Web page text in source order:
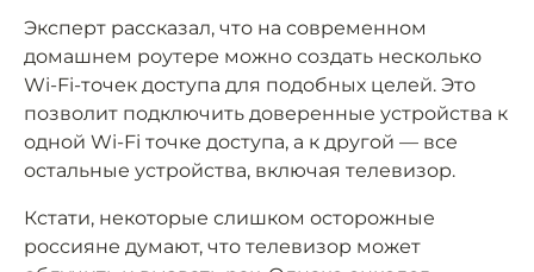
Эксперт рассказал, что на современном
домашнем роутере можно создать несколько
Wi-Fi-точек доступа для подобных целей. Это
позволит подключить доверенные устройства к
одной Wi-Fi точке доступа, а к другой — все
остальные устройства, включая телевизор.
Кстати, некоторые слишком осторожные
россияне думают, что телевизор может